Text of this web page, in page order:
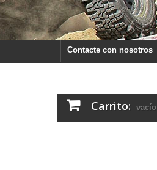
Contacte con nosotros
Carrito: vacío